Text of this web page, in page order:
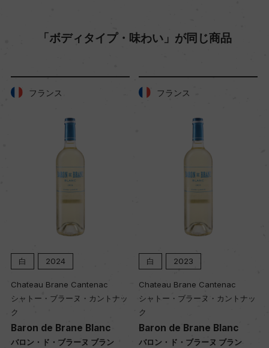
A.O.C.プイィ・フュイッセ プルミエ・クリュ
格付
プルミエ・クリュ
キャップの仕様
コルク
「ボディタイプ・味わい」が同じ商品
フランス
白 2024
Chateau Brane Cantenac
シャトー・ブラーヌ・カントナッ
ク
Baron de Brane Blanc
バロン・ド・ブラーヌ ブラン
フランス
白 2023
Chateau Brane Cantenac
シャトー・ブラーヌ・カントナッ
ク
Baron de Brane Blanc
バロン・ド・ブラーヌ ブラン